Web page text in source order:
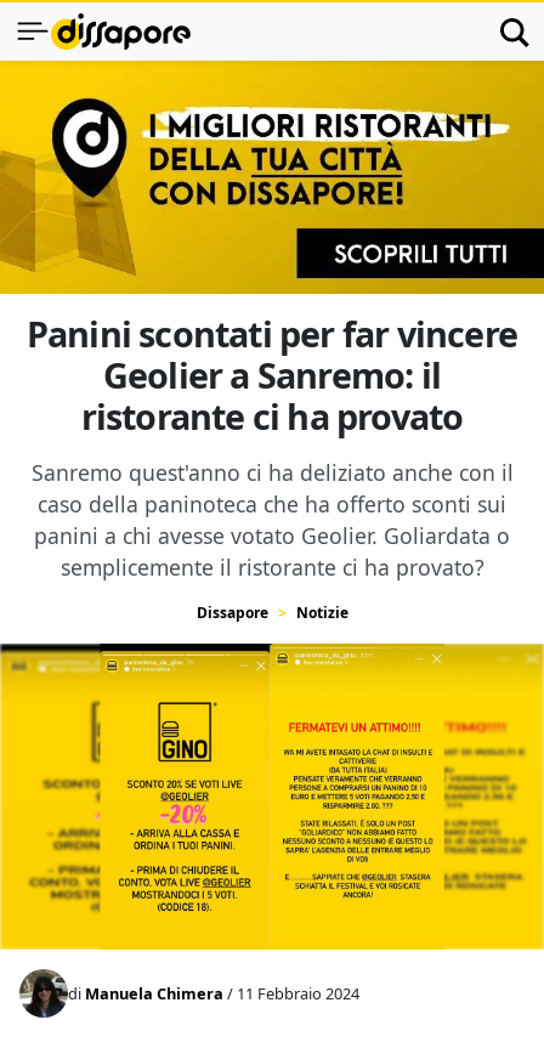
Panini scontati per far vincere
Geolier a Sanremo: il
ristorante ci ha provato
Sanremo quest'anno ci ha deliziato anche con il
caso della paninoteca che ha offerto sconti sui
panini a chi avesse votato Geolier. Goliardata o
semplicemente il ristorante ci ha provato?
Dissapore Notizie
di Manuela Chimera / 11 Febbraio 2024